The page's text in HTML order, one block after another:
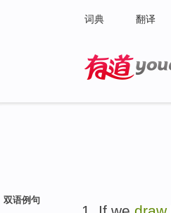
词典 翻译
双语例句